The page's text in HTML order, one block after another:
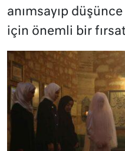
anımsayıp
için önemli bir